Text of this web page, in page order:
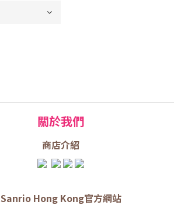
關於我們
商店介紹
Sanrio Hong Kong官方網站